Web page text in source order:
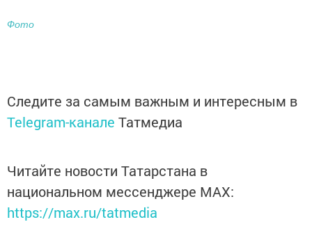
Фото
Следите за самым важным и интересным в
Telegram-канале Татмедиа
Читайте новости Татарстана в
национальном мессенджере MАХ:
https://max.ru/tatmedia